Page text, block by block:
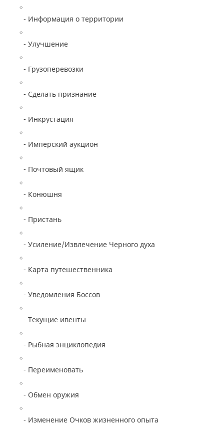
- Информация о территории
- Улучшение
- Грузоперевозки
- Сделать признание
- Инкрустация
- Имперский аукцион
- Почтовый ящик
- Конюшня
- Пристань
- Усиление/Извлечение Черного духа
- Карта путешественника
- Уведомления Боссов
- Текущие ивенты
- Рыбная энциклопедия
- Переименовать
- Обмен оружия
- Изменение Очков жизненного опыта